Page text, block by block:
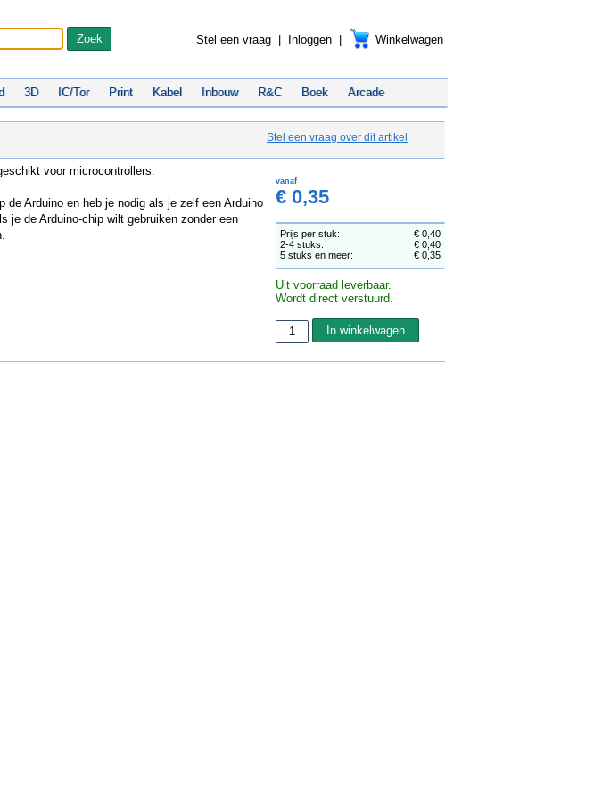
Stel een vraag Inloggen Winkelwagen
3D IC/Tor Print Kabel Inbouw R&C Boek Arcade
Stel een vraag over dit artikel
voor microcontrollers.
de Arduino en heb je nodig als je zelf een Arduino
je de Arduino-chip wilt gebruiken zonder een
vanaf
€ 0,35
Prijs per stuk:
€ 0,40
2-4 stuks:
€ 0,40
5 stuks en meer:
€ 0,35
Uit voorraad leverbaar.
Wordt direct verstuurd.